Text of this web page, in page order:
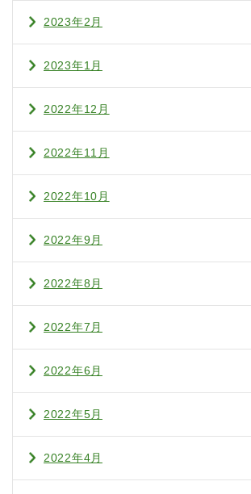
2023年2月
2023年1月
2022年12月
2022年11月
2022年10月
2022年9月
2022年8月
2022年7月
2022年6月
2022年5月
2022年4月